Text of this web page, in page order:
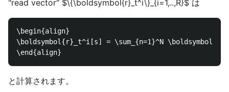
"read vector" $\{\boldsymbol{r}_t^i\}_{i=1,..,R}$ は
\begin{align}
\boldsymbol{r}_t^i[s] = \sum_{n=1}^N
と計算されます。